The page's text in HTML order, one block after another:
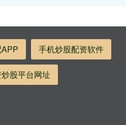
手机炒股配资软件
股平台网址